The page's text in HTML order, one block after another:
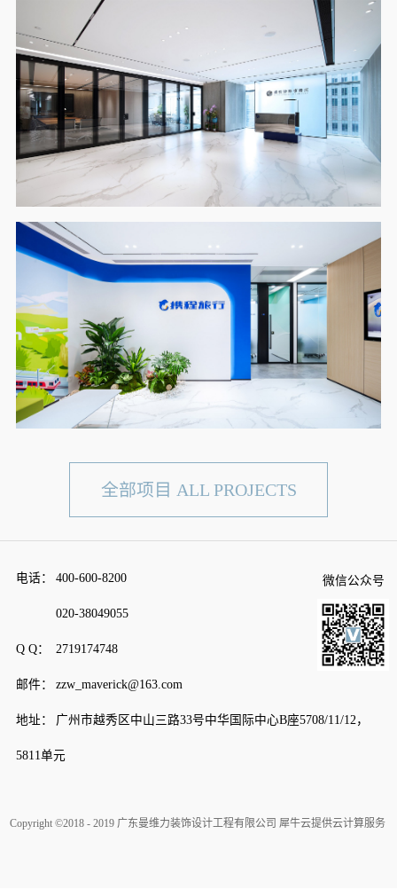
全部项目 ALL PROJECTS
电话： 400-600-8200
020-38049055
Q Q： 2719174748
邮件： zzw_maverick@163.com
地址： 广州市越秀区中山三路33号中华国际中心B座5708/11/12，
5811单元
微信公众号
Copyright ©2018 - 2019 广东曼维力装饰设计工程有限公司 犀牛云提供云计算服务